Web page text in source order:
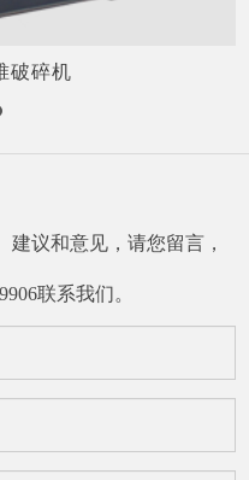
破碎机
议和意见，请您留言，
联系我们。